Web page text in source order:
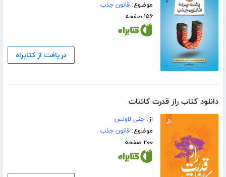
موضوع:قانون جذب
۱۵۶ صفحه
دریافت از کتابراه
دانلود کتاب راز قدرت کائنات
از:جنی لاولس
موضوع:قانون جذب
۲۰۰ صفحه